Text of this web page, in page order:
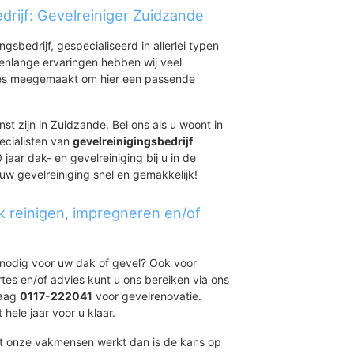
Gevelreiniger Zuidzande
gespecialiseerd in allerlei typen
ervaringen hebben wij veel
meegemaakt om hier een passende
zijn in Zuidzande. Bel ons als u woont in
van gevelreinigingsbedrijf
dak- en gevelreiniging bij u in de
gevelreiniging snel en gemakkelijk!
reinigen, impregneren en/of
voor uw dak of gevel? Ook voor
en/of advies kunt u ons bereiken via ons
0117-222041 voor gevelrenovatie.
jaar voor u klaar.
onze vakmensen werkt dan is de kans op